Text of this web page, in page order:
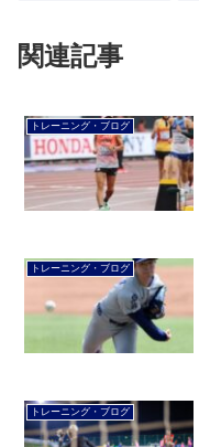
関連記事
トレーニング・ブログ
トレーニング・ブログ
トレーニング・ブログ